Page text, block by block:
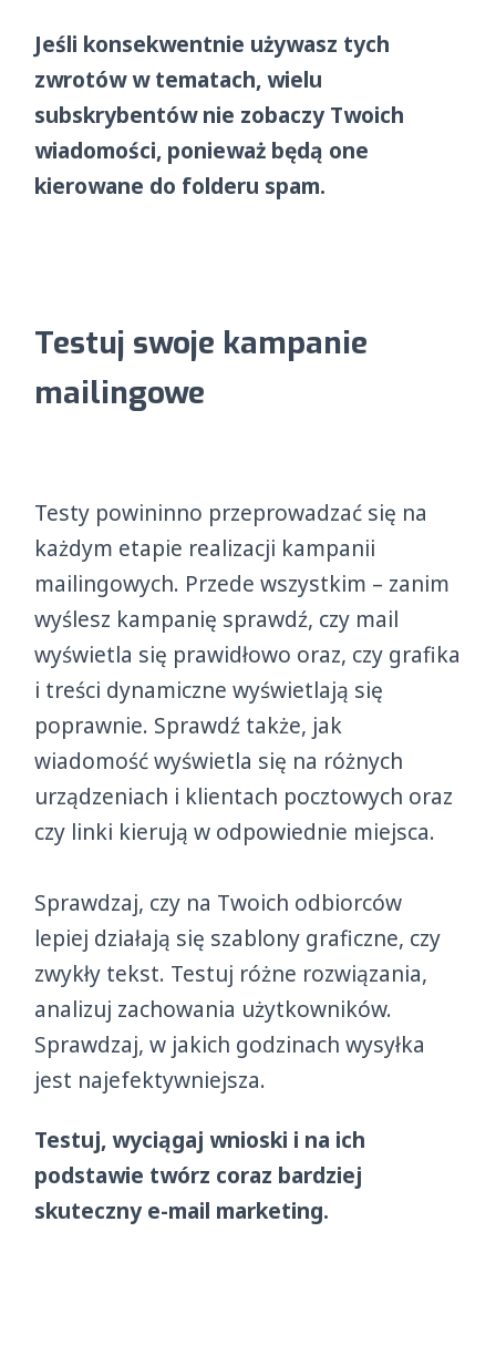
Jeśli konsekwentnie używasz tych
zwrotów w tematach, wielu
subskrybentów nie zobaczy Twoich
wiadomości, ponieważ będą one
kierowane do folderu spam.
Testuj swoje kampanie
mailingowe
Testy powininno przeprowadzać się na
każdym etapie realizacji kampanii
mailingowych. Przede wszystkim – zanim
wyślesz kampanię sprawdź, czy mail
wyświetla się prawidłowo oraz, czy grafika
i treści dynamiczne wyświetlają się
poprawnie. Sprawdź także, jak
wiadomość wyświetla się na różnych
urządzeniach i klientach pocztowych oraz
czy linki kierują w odpowiednie miejsca.
Sprawdzaj, czy na Twoich odbiorców
lepiej działają się szablony graficzne, czy
zwykły tekst. Testuj różne rozwiązania,
analizuj zachowania użytkowników.
Sprawdzaj, w jakich godzinach wysyłka
jest najefektywniejsza.
Testuj, wyciągaj wnioski i na ich
podstawie twórz coraz bardziej
skuteczny e-mail marketing.